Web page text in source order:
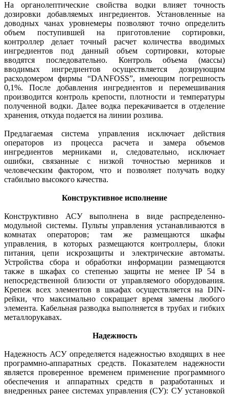
На органолептические свойства водки влияет точность
дозировки добавляемых ингредиентов. Установленные на
доводных чанах уровнемеры позволяют точно определить
объем поступившей на приготовление сортировки,
контроллер делает точный расчет количества вводимых
ингредиентов под данный объем сортировки, которые
вводятся последовательно. Контроль объема (массы)
вводимых ингредиентов осуществляется дозирующим
расходомером фирмы “DANFOSS”, имеющим погрешность
0,1%. После добавления ингредиентов и перемешивания
производится контроль крепости, плотности и температуры
полученной водки. Далее водка перекачивается в отделение
хранения, откуда подается на линии розлива.
Предлагаемая система управления исключает действия
операторов из процесса расчета и замера объемов
ингредиентов мерниками и, следовательно, исключает
ошибки, связанные с низкой точностью мерников и
человеческим фактором, что и позволяет получать водку
стабильно высокого качества.
Конструктивное исполнение
Конструктивно АСУ выполнена в виде распределенно-
модульной системы. Пульты управления устанавливаются в
комнатах операторов; там же размещаются шкафы
управления, в которых размещаются контроллеры, блоки
питания, цепи искрозащиты и электрические автоматы.
Устройства сбора и обработки информации размещаются
также в шкафах со степенью защиты не менее IP 54 в
непосредственной близости от управляемого оборудования.
Крепеж всех элементов в шкафах осуществляется на DIN-
рейки, что максимально сокращает время замены любого
элемента. Кабельная разводка выполняется в трубах и гибких
металлорукавах.
Надежность
Надежность АСУ определяется надежностью входящих в нее
программно-аппаратных средств. Показателем надежности
является проверенное временем применение программного
обеспечения и аппаратных средств в разработанных и
внедренных ранее системах управления (СУ): СУ установкой